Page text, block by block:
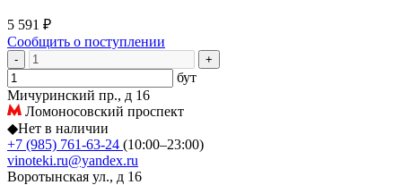
5 591 ₽
Сообщить о поступлении
- +
бут
Мичуринский пр., д 16
Ломоносовский проспект
◆Нет в наличии
+7 (985) 761-63-24 (10:00–23:00)
vinoteki.ru@yandex.ru
Воротынская ул., д 16